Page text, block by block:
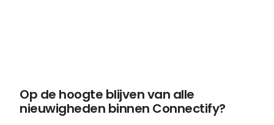
Op de hoogte blijven van alle
nieuwigheden binnen Connectify?